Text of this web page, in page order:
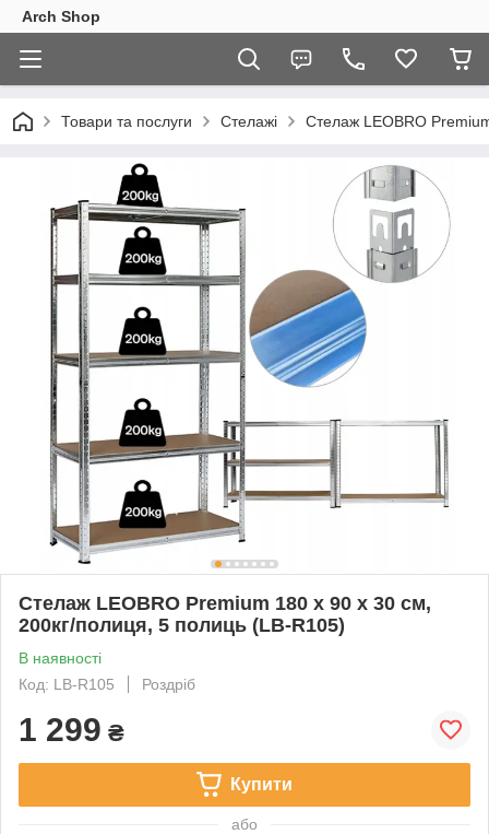
Arch Shop
Товари та послуги Стелажі Стелаж LEOBRO
Стелаж LEOBRO Premium 180 х 90 х 30 см,
200кг/полиця, 5 полиць (LB-R105)
В наявності
Код: LB-R105
Роздріб
1 299 ₴
Купити
або